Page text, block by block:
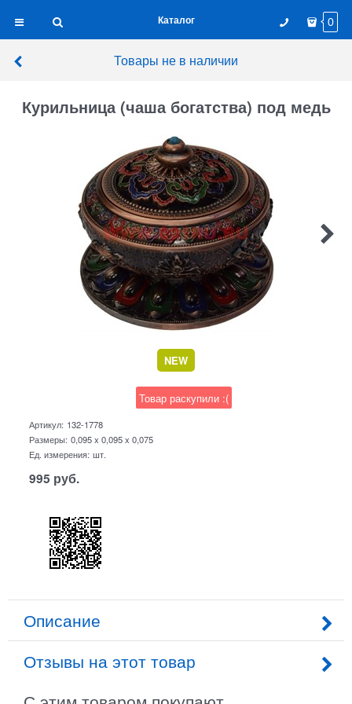
Каталог 0
Товары не в наличии
Курильница (чаша богатства) под медь
NEW
Товар раскупили :(
Артикул: 132-1778
Размеры: 0,095 x 0,095 x 0,075
Ед. измерения: шт.
995 руб.
Описание
Отзывы на этот товар